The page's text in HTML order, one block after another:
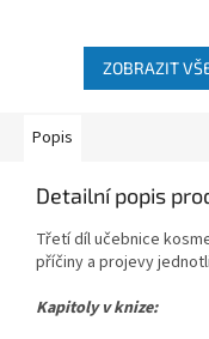
ZOBRAZIT
Popis
Detailní popis
Třetí díl učebnice
příčiny a projevy
Kapitoly v knize: